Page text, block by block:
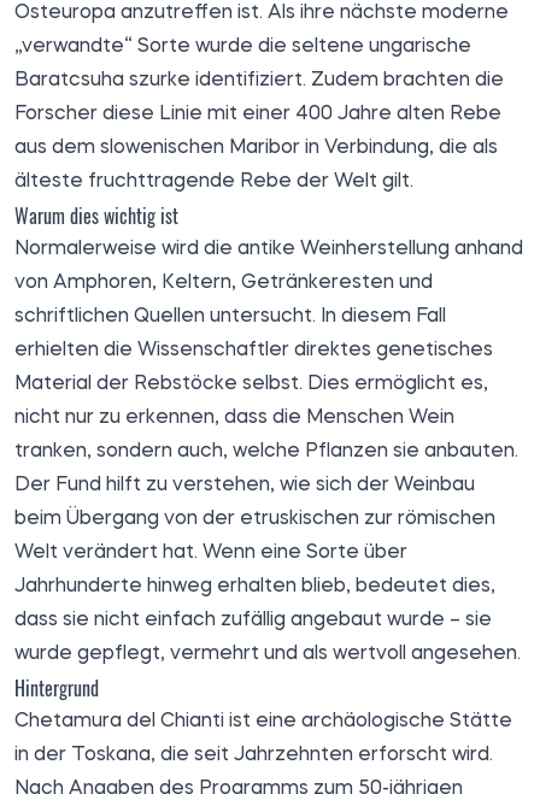
Osteuropa anzutreffen ist. Als ihre nächste moderne
„verwandte“ Sorte wurde die seltene ungarische
Baratcsuha szurke identifiziert. Zudem brachten die
Forscher diese Linie mit einer 400 Jahre alten Rebe
aus dem slowenischen Maribor in Verbindung, die als
älteste fruchttragende Rebe der Welt gilt.
Warum dies wichtig ist
Normalerweise wird die antike Weinherstellung anhand
von Amphoren, Keltern, Getränkeresten und
schriftlichen Quellen untersucht. In diesem Fall
erhielten die Wissenschaftler direktes genetisches
Material der Rebstöcke selbst. Dies ermöglicht es,
nicht nur zu erkennen, dass die Menschen Wein
tranken, sondern auch, welche Pflanzen sie anbauten.
Der Fund hilft zu verstehen, wie sich der Weinbau
beim Übergang von der etruskischen zur römischen
Welt verändert hat. Wenn eine Sorte über
Jahrhunderte hinweg erhalten blieb, bedeutet dies,
dass sie nicht einfach zufällig angebaut wurde – sie
wurde gepflegt, vermehrt und als wertvoll angesehen.
Hintergrund
Chetamura del Chianti ist eine archäologische Stätte
in der Toskana, die seit Jahrzehnten erforscht wird.
Nach Angaben des Programms zum 50-jährigen